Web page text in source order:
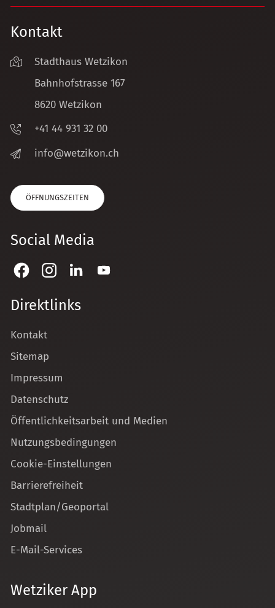
Kontakt
Stadthaus Wetzikon
Bahnhofstrasse 167
8620 Wetzikon
+41 44 931 32 00
nf
w tz k n ch
ÖFFNUNGSZEITEN
Social Media
Direktlinks
Kontakt
Sitemap
Impressum
Datenschutz
Öffentlichkeitsarbeit und Medien
Nutzungsbedingungen
Cookie-Einstellungen
Barrierefreiheit
Stadtplan/Geoportal
Jobmail
E-Mail-Services
Wetziker App